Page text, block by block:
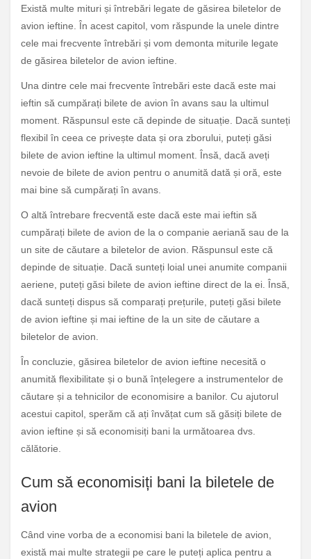
Există multe mituri și întrebări legate de găsirea biletelor de
avion ieftine. În acest capitol, vom răspunde la unele dintre
cele mai frecvente întrebări și vom demonta miturile legate
de găsirea biletelor de avion ieftine.
Una dintre cele mai frecvente întrebări este dacă este mai
ieftin să cumpărați bilete de avion în avans sau la ultimul
moment. Răspunsul este că depinde de situație. Dacă sunteți
flexibil în ceea ce privește data și ora zborului, puteți găsi
bilete de avion ieftine la ultimul moment. Însă, dacă aveți
nevoie de bilete de avion pentru o anumită dată și oră, este
mai bine să cumpărați în avans.
O altă întrebare frecventă este dacă este mai ieftin să
cumpărați bilete de avion de la o companie aeriană sau de la
un site de căutare a biletelor de avion. Răspunsul este că
depinde de situație. Dacă sunteți loial unei anumite companii
aeriene, puteți găsi bilete de avion ieftine direct de la ei. Însă,
dacă sunteți dispus să comparați prețurile, puteți găsi bilete
de avion ieftine și mai ieftine de la un site de căutare a
biletelor de avion.
În concluzie, găsirea biletelor de avion ieftine necesită o
anumită flexibilitate și o bună înțelegere a instrumentelor de
căutare și a tehnicilor de economisire a banilor. Cu ajutorul
acestui capitol, sperăm că ați învățat cum să găsiți bilete de
avion ieftine și să economisiți bani la următoarea dvs.
călătorie.
Cum să economisiți bani la biletele de
avion
Când vine vorba de a economisi bani la biletele de avion,
există mai multe strategii pe care le puteți aplica pentru a